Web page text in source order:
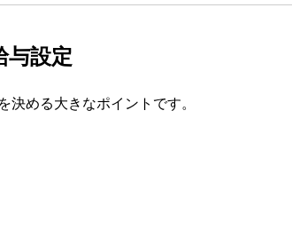
与設定
決める大きなポイントです。